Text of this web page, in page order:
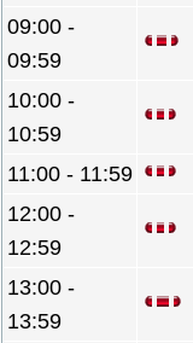
09:00 -
09:59
10:00 -
10:59
11:00 - 11:59
12:00 -
12:59
13:00 -
13:59